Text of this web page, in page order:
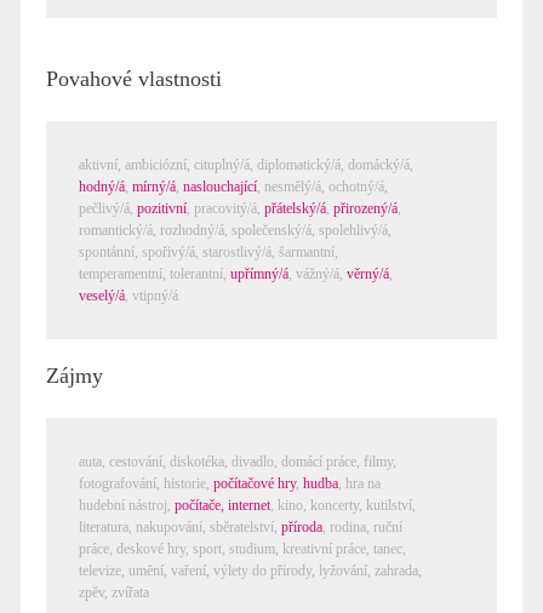
Povahové vlastnosti
aktivní, ambiciózní, cituplný/á, diplomatický/á, domácký/á,
hodný/á, mírný/á, naslouchající, nesmělý/á, ochotný/á,
pečlivý/á, pozitivní, pracovitý/á, přátelský/á, přirozený/á,
romantický/á, rozhodný/á, společenský/á, spolehlivý/á,
spontánní, spořivý/á, starostlivý/á, šarmantní,
temperamentní, tolerantní, upřímný/á, vážný/á, věrný/á,
veselý/á, vtipný/á
Zájmy
auta, cestování, diskotéka, divadlo, domácí práce, filmy,
fotografování, historie, počítačové hry, hudba, hra na
hudební nástroj, počítače, internet, kino, koncerty, kutilství,
literatura, nakupování, sběratelství, příroda, rodina, ruční
práce, deskové hry, sport, studium, kreativní práce, tanec,
televize, umění, vaření, výlety do přírody, lyžování, zahrada,
zpěv, zvířata